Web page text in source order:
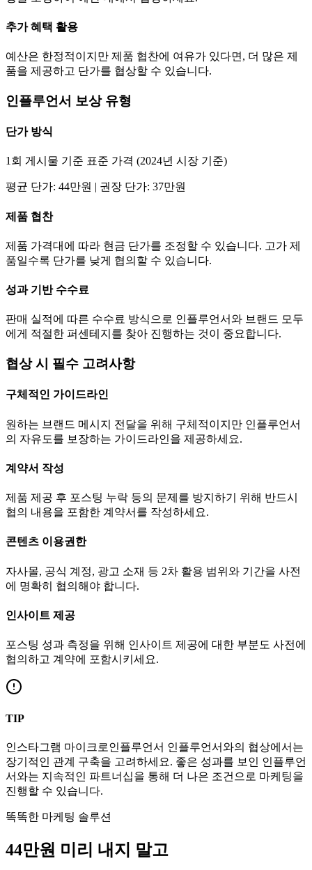
추가 혜택 활용
예산은 한정적이지만 제품 협찬에 여유가 있다면, 더 많은 제
품을 제공하고 단가를 협상할 수 있습니다.
인플루언서 보상 유형
단가방식
1회 게시물 기준 표준 가격 (2024년 시장 기준)
평균 단가: 44만원 | 권장 단가: 37만원
제품 협찬
제품 가격대에 따라 현금 단가를 조정할 수 있습니다. 고가 제
품일수록 단가를 낮게 협의할 수 있습니다.
성과 기반 수수료
판매 실적에 따른 수수료 방식으로 인플루언서와 브랜드 모두
에게 적절한 퍼센테지를 찾아 진행하는 것이 중요합니다.
협상 시 필수 고려사항
구체적인 가이드라인
원하는 브랜드 메시지 전달을 위해 구체적이지만 인플루언서
의 자유도를 보장하는 가이드라인을 제공하세요.
계약서 작성
제품 제공 후 포스팅 누락 등의 문제를 방지하기 위해 반드시
협의 내용을 포함한 계약서를 작성하세요.
콘텐츠 이용권한
자사몰, 공식 계정, 광고 소재 등 2차 활용 범위와 기간을 사전
에 명확히 협의해야 합니다.
인사이트 제공
포스팅 성과 측정을 위해 인사이트 제공에 대한 부분도 사전에
협의하고 계약에 포함시키세요.
TIP
인스타그램 마이크로인플루언서 인플루언서와의 협상에서는
장기적인 관계 구축을 고려하세요. 좋은 성과를 보인 인플루언
서와는 지속적인 파트너십을 통해 더 나은 조건으로 마케팅을
진행할 수 있습니다.
똑똑한 마케팅 솔루션
44만원 미리 내지 말고